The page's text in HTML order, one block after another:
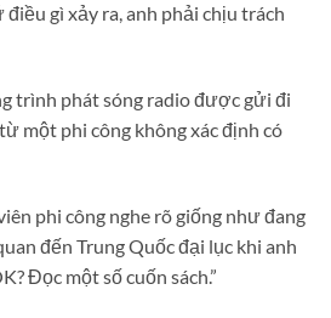
gì xảy ra, anh phải chịu trách
trình phát sóng radio được gửi đi
một phi công không xác định có
phi công nghe rõ giống như đang
đến Trung Quốc đại lục khi anh
Đọc một số cuốn sách.”